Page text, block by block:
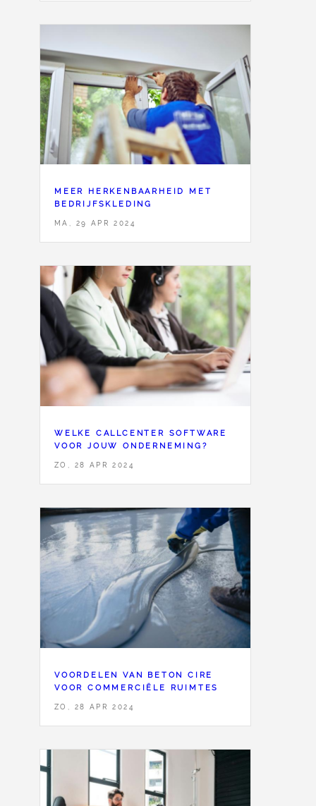
MEER HERKENBAARHEID MET
BEDRIJFSKLEDING
MA, 29 APR 2024
WELKE CALLCENTER SOFTWARE
VOOR JOUW ONDERNEMING?
ZO, 28 APR 2024
VOORDELEN VAN BETON CIRE
VOOR COMMERCIËLE RUIMTES
ZO, 28 APR 2024